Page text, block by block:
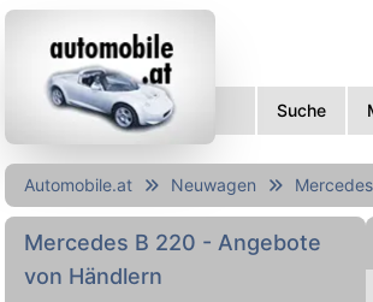
Suche
Automobile.at Neuwagen Mercedes
Mercedes B 220 - Angebote
von Händlern